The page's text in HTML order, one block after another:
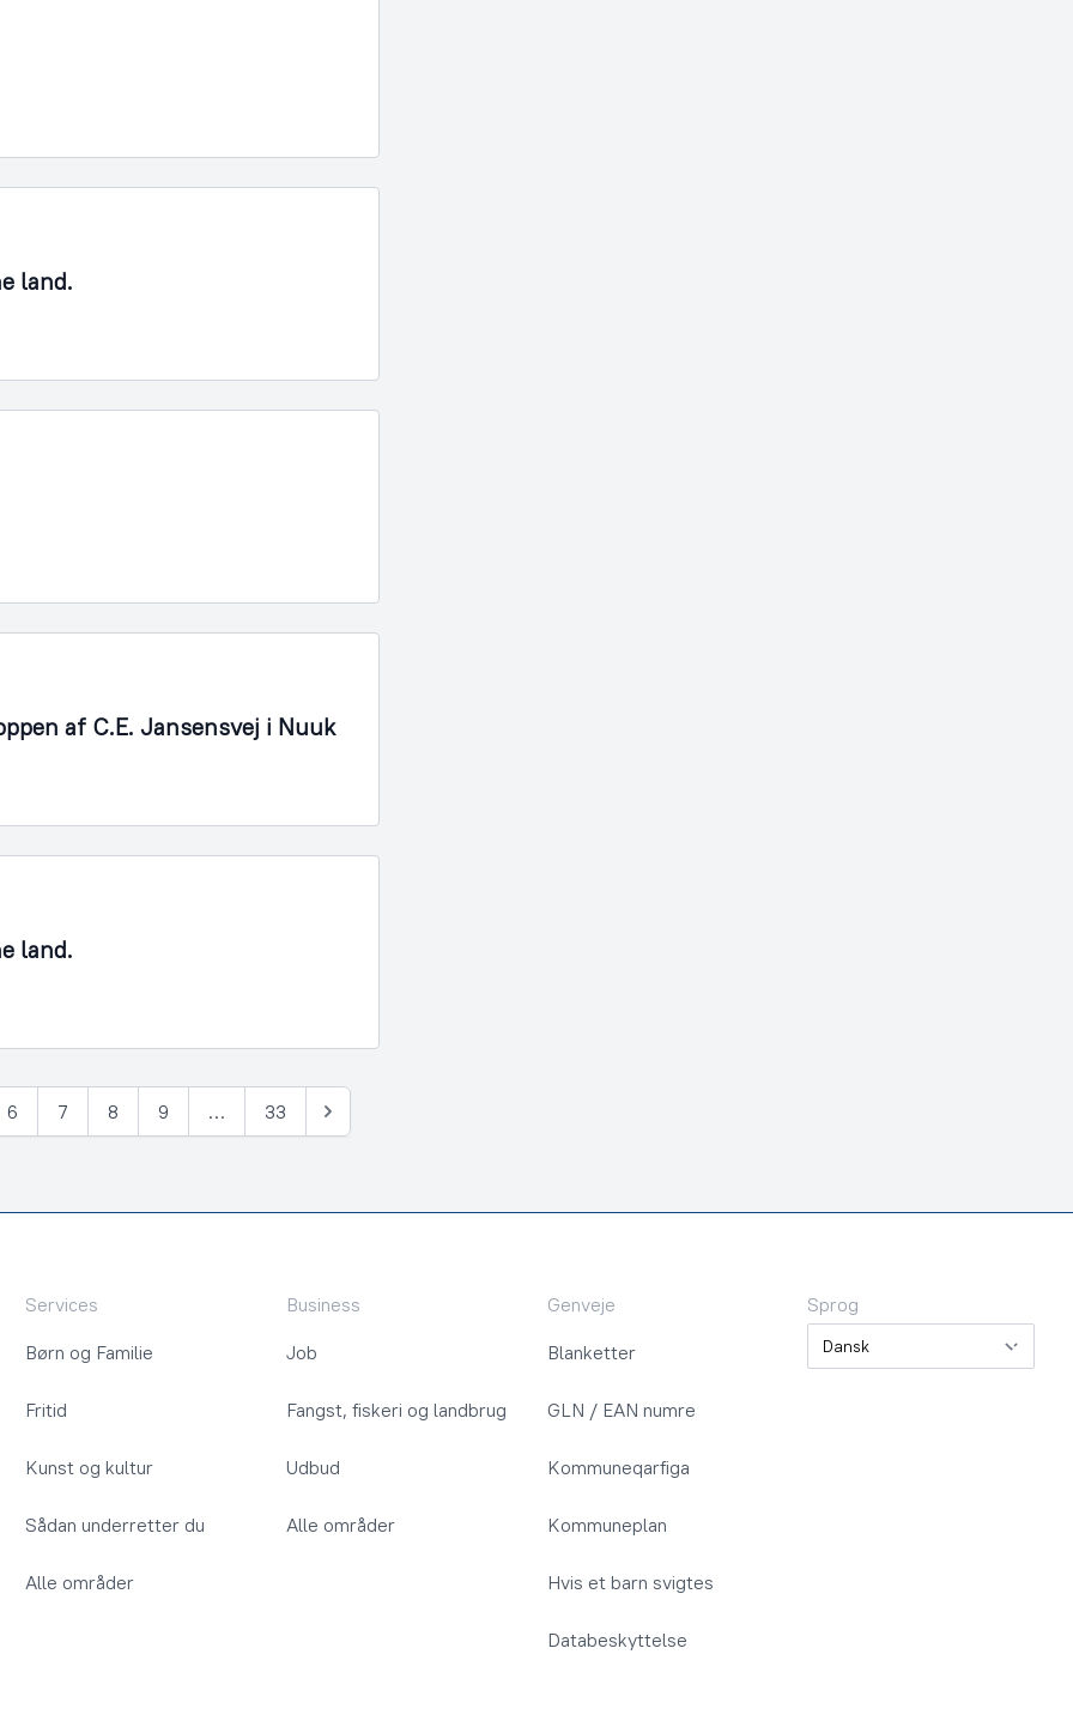
land.
af C.E. Jansensvej i Nuuk
land.
6 7 8 9 … 33
Næste
Services
Børn og Familie
Fritid
Kunst og kultur
Sådan underretter du
Alle områder
Business
Job
Fangst, fiskeri og landbrug
Udbud
Alle områder
Genveje
Blanketter
GLN / EAN numre
Kommuneqarfiga
Kommuneplan
Hvis et barn svigtes
Databeskyttelse
Sprog
Sprog